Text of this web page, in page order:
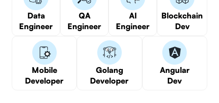
Data
Engineer
QA
Engineer
AI
Engineer
Blockchain
Dev
Mobile
Developer
Golang
Developer
Angular
Dev